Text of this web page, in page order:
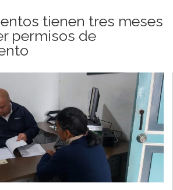
tienen tres meses
permisos de